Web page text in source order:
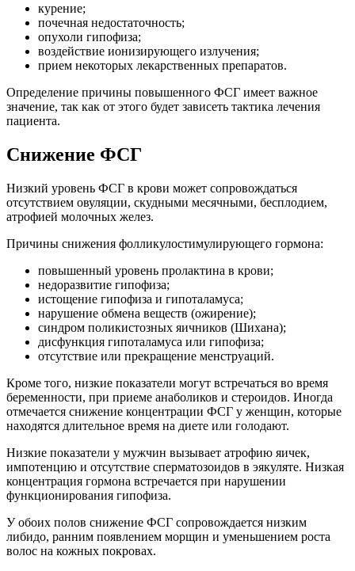
курение;
почечная недостаточность;
опухоли гипофиза;
воздействие ионизирующего излучения;
прием некоторых лекарственных препаратов.
Определение причины повышенного ФСГ имеет важное
значение, так как от этого будет зависеть тактика лечения
пациента.
Снижение ФСГ
Низкий уровень ФСГ в крови может сопровождаться
отсутствием овуляции, скудными месячными, бесплодием,
атрофией молочных желез.
Причины снижения фолликулостимулирующего гормона:
повышенный уровень пролактина в крови;
недоразвитие гипофиза;
истощение гипофиза и гипоталамуса;
нарушение обмена веществ (ожирение);
синдром поликистозных яичников (Шихана);
дисфункция гипоталамуса или гипофиза;
отсутствие или прекращение менструаций.
Кроме того, низкие показатели могут встречаться во время
беременности, при приеме анаболиков и стероидов. Иногда
отмечается снижение концентрации ФСГ у женщин, которые
находятся длительное время на диете или голодают.
Низкие показатели у мужчин вызывает атрофию яичек,
импотенцию и отсутствие сперматозоидов в эякуляте. Низкая
концентрация гормона встречается при нарушении
функционирования гипофиза.
У обоих полов снижение ФСГ сопровождается низким
либидо, ранним появлением морщин и уменьшением роста
волос на кожных покровах.